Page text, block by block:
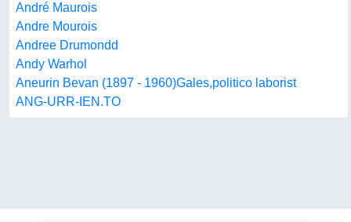
André Maurois
Andre Mourois
Andree Drumondd
Andy Warhol
Aneurin Bevan (1897 - 1960)Gales,politico laborist
ANG-URR-IEN.TO